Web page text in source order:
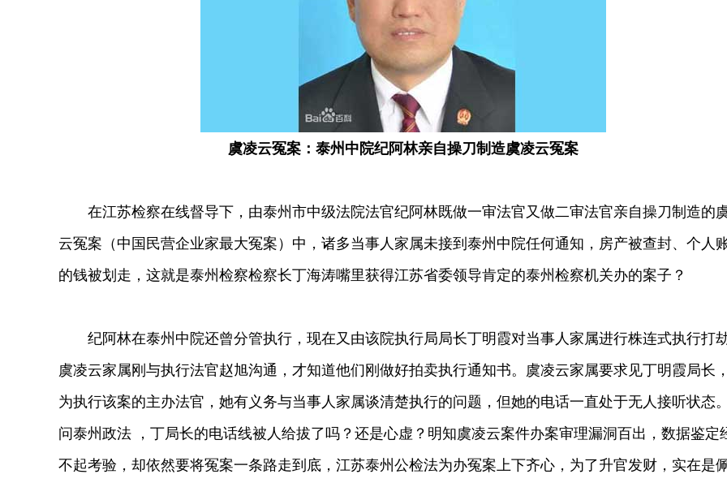
虞凌云冤案：泰州中院纪阿林亲自操刀制造虞凌云冤案
在江苏检察在线督导下，由泰州市中级法院法官纪阿林既做一审法官又做二审法官亲自操刀制造的
云冤案（中国民营企业家最大冤案）中，诸多当事人家属未接到泰州中院任何通知，房产被查封、个人
的钱被划走，这就是泰州检察检察长丁海涛嘴里获得江苏省委领导肯定的泰州检察机关办的案子？
纪阿林在泰州中院还曾分管执行，现在又由该院执行局局长丁明霞对当事人家属进行株连式执行打劫
虞凌云家属刚与执行法官赵旭沟通，才知道他们刚做好拍卖执行通知书。虞凌云家属要求见丁明霞局长
为执行该案的主办法官，她有义务与当事人家属谈清楚执行的问题，但她的电话一直处于无人接听状态
问泰州政法 ，丁局长的电话线被人给拔了吗？还是心虚？明知虞凌云案件办案审理漏洞百出，数据鉴定
不起考验，却依然要将冤案一条路走到底，江苏泰州公检法为办冤案上下齐心，为了升官发财，实在是